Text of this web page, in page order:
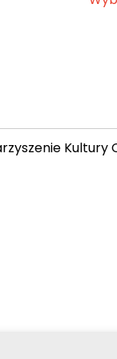
Kultury